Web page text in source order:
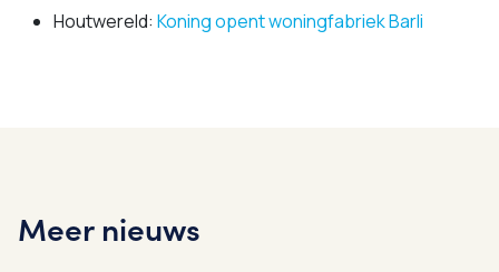
Houtwereld: Koning opent woningfabriek Barli
Meer nieuws